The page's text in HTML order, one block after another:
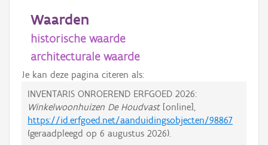
Waarden
historische waarde
architecturale waarde
Je kan deze pagina citeren als:
INVENTARIS ONROEREND ERFGOED 2026:
Winkelwoonhuizen De Houdvast[online],
https://id.erfgoed.net/aanduidingsobjecten/98867
(geraadpleegd op 6 augustus 2026).